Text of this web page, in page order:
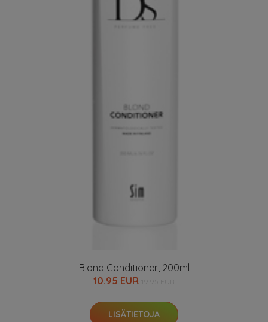
Blond Conditioner, 200ml
10.95 EUR
LISÄTIETOJA